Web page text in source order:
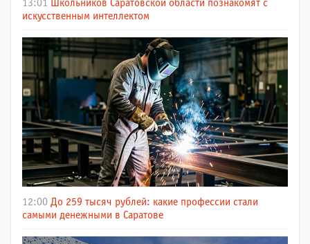
13:01
Школьников Саратовской области познакомят с
искусственным интеллектом
12:00 До 259 тысяч рублей: какие профессии стали
самыми денежными в Саратове